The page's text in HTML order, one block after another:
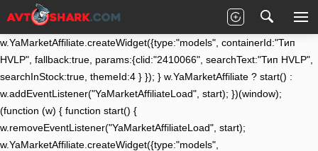
(function (w) { function start() {
w.removeEventListener("YaMarketAffiliateLoad", start);
w.YaMarketAffiliate.createWidget({type:"models", containerId:"Тип
HVLP", fallback:true, params:{clid:"2410066", searchText:"Тип HVLP",
searchInStock:true, themeId:4 } }); } w.YaMarketAffiliate ? start() :
w.addEventListener("YaMarketAffiliateLoad", start); })(window);
(function (w) { function start() {
w.removeEventListener("YaMarketAffiliateLoad", start);
w.YaMarketAffiliate.createWidget({type:"models",